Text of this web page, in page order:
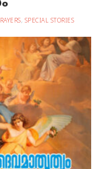
, SPECIAL STORIES